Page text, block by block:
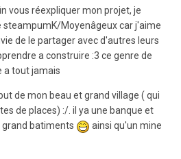
vous réexpliquer mon projet, je
steampumK/Moyenâgeux car j'aime
de le partager avec d'autres leurs
a construire :3 ce genre de
a tout jamais
de mon beau et grand village ( qui
de places) :/. il ya une banque et
grand batiments
ainsi qu'un mine